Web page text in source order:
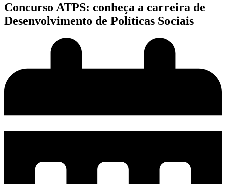
Concurso ATPS: conheça a carreira de
Desenvolvimento de Políticas Sociais